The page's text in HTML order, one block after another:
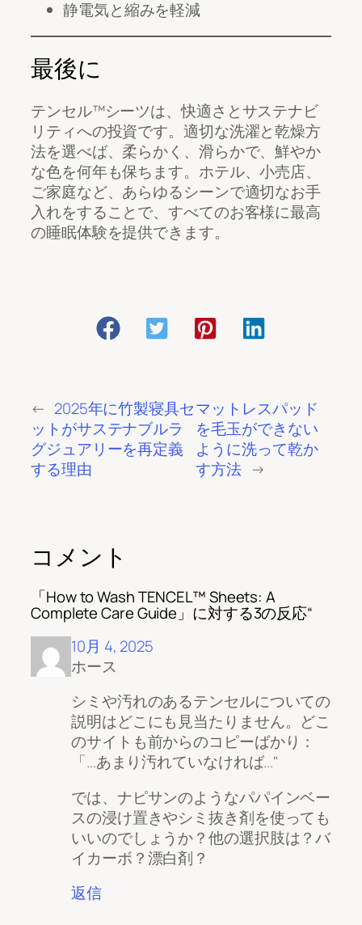
静電気と縮みを軽減
最後に
テンセル™シーツは、快適さとサステナビ
リティへの投資です。適切な洗濯と乾燥方
法を選べば、柔らかく、滑らかで、鮮やか
な色を何年も保ちます。ホテル、小売店、
ご家庭など、あらゆるシーンで適切なお手
入れをすることで、すべてのお客様に最高
の睡眠体験を提供できます。
← 2025年に竹製寝具セ
ットがサステナブルラ
グジュアリーを再定義
する理由
マットレスパッド
を毛玉ができない
ように洗って乾か
す方法 →
コメント
「How to Wash TENCEL™ Sheets: A
Complete Care Guide」に対する3の反応“
10月 4, 2025
ホース
シミや汚れのあるテンセルについての
説明はどこにも見当たりません。どこ
のサイトも前からのコピーばかり：
「...あまり汚れていなければ..."
では、ナピサンのようなパパインベー
スの浸け置きやシミ抜き剤を使っても
いいのでしょうか？他の選択肢は？バ
イカーボ？漂白剤？
返信